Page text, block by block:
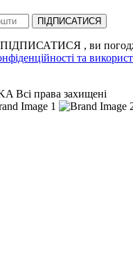
ПІДПИСАТИСЯ
, ви
та
Всі права захищені